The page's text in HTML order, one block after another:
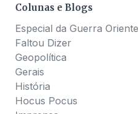
Colunas e Blogs
Especial da Guerra
Faltou Dizer
Geopolítica
Gerais
História
Hocus Pocus